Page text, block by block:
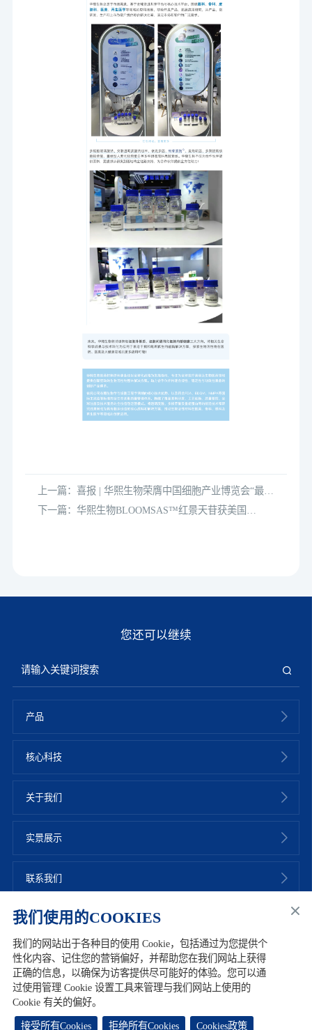
上一篇：喜报 | 华熙生物荣膺中国细胞产业博览会“最佳
生物科技领军创新奖”
下一篇：华熙生物BLOOMSAS™红景天苷获美国
您还可以继续
产品
核心科技
关于我们
实景展示
联系我们
友情链接 网站地图 加入华熙 联系我们
使用条款
注册用户协议
隐私政策
Cookie政策
版权所有 © 2022 华熙生物科技股份有限公司
鲁公网安备37010102001709号
我们使用的COOKIES
我们的网站出于各种目的使用 Cookie，包括通过为您提供个
性化内容、记住您的营销偏好，并帮助您在我们网站上获得
正确的信息，以确保为访客提供尽可能好的体验。您可以通
过使用管理 Cookie 设置工具来管理与我们网站上使用的
Cookie 有关的偏好。
接受所有Cookies 拒绝所有Cookies Cookies政策